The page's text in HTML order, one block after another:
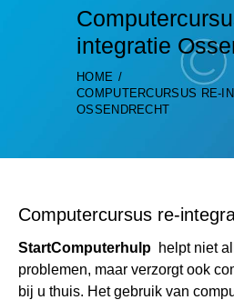
integratie
HOME
COMPUTERCURSUS RE-
OSSENDRECHT
Computercursus re-
StartComputerhulp helpt niet
problemen, maar verzorgt ook
bij u thuis. Het gebruik van